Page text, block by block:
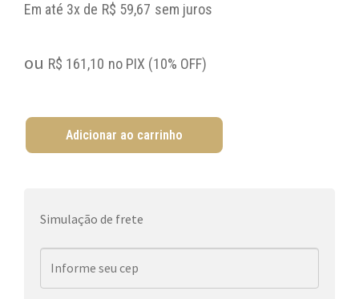
Em até 3x de R$ 59,67 sem juros
ou R$ 161,10 no PIX (10% OFF)
Adicionar ao carrinho
Simulação de frete